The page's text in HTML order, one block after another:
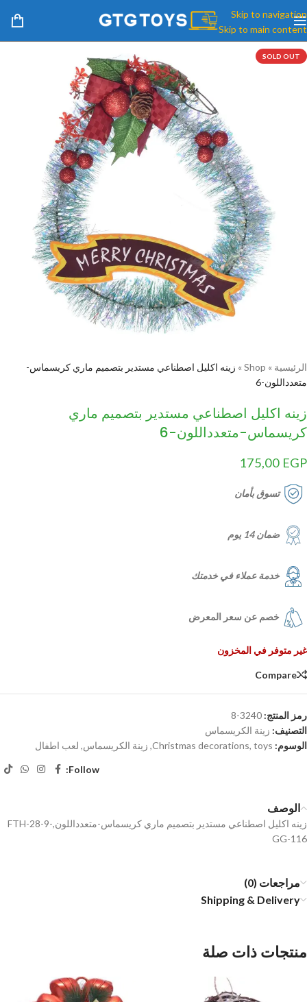
Skip to navigation
Skip to main content
SOLD OUT
الرئيسية »
Shop
» زينه اكليل اصطناعي مستدير بتصميم ماري كريسماس-
متعدداللون-6
زينه اكليل اصطناعي مستدير بتصميم ماري
كريسماس-متعدداللون-6
175,00 EGP
تسوق بأمان
ضمان 14 يوم
خدمة عملاء في خدمتك
خصم عن سعر المعرض
غير متوفر في المخزون
Compare
رمز المنتج: 3240-8
التصنيف: زينة الكريسماس
الوسوم:
Christmas decorations, toys
, زينة الكريسماس, لعب اطفال
Follow:
الوصف
زينه اكليل اصطناعي مستدير بتصميم ماري كريسماس-متعدداللون,FTH-28-9-
GG-116
مراجعات (0)
Shipping & Delivery
منتجات ذات صلة